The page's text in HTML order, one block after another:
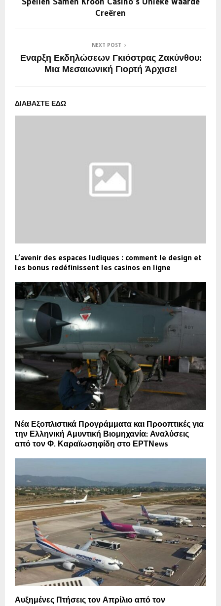
Creëren
NEXT POST
Εναρξη Εκδηλώσεων Γκιόστρας Ζακύνθου:
Μια Μεσαιωνική Γιορτή Άρχισε!
ΔΙΑΒΑΣΤΕ ΕΔΩ
L’avenir des espaces ludiques : comment le design et
les bonus redéfinissent les casinos en ligne
Νέα Εξοπλιστικά Προγράμματα και Προοπτικές για
την Ελληνική Αμυντική Βιομηχανία: Αναλύσεις
από τον Φ. Καραϊωσηφίδη στο ΕΡΤΝews
Αυξημένες Πτήσεις τον Απρίλιο από τον